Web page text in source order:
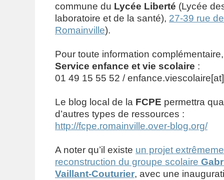
commune du Lycée Liberté (Lycée
laboratoire et de la santé), 27-39 rue
Romainville).
Pour toute information
Service enfance et vie scolaire :
01 49 15 55 52 /
Le blog local de la FCPE permettra
d’autres types de ressources :
http://fcpe.romainville.over-blog.org/
A noter qu’il existe un projet
reconstruction du groupe scolaire
Vaillant-Couturier, avec une